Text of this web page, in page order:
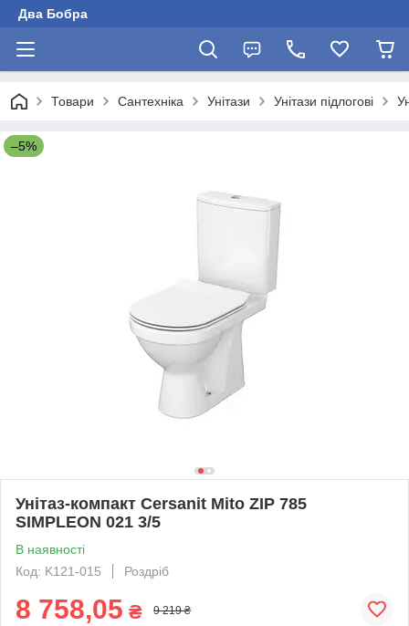
Два Бобра
Товари Сантехніка Унітази Унітази підлогові
–5%
Унітаз-компакт Cersanit Mito ZIP 785
SIMPLEON 021 3/5
В наявності
Код: K121-015
Роздріб
8 758,05 ₴ 9 219 ₴